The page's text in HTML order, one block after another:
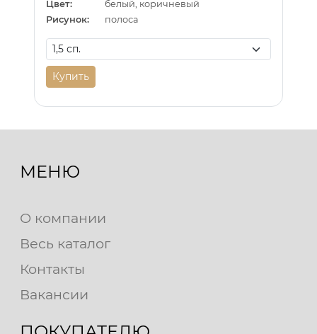
Цвет:
белый, коричневый
Рисунок:
полоса
Купить
МЕНЮ
О компании
Весь каталог
Контакты
Вакансии